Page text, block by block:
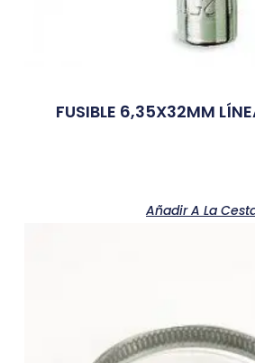
FUSIBLE 6,35X32MM
Añadir A La